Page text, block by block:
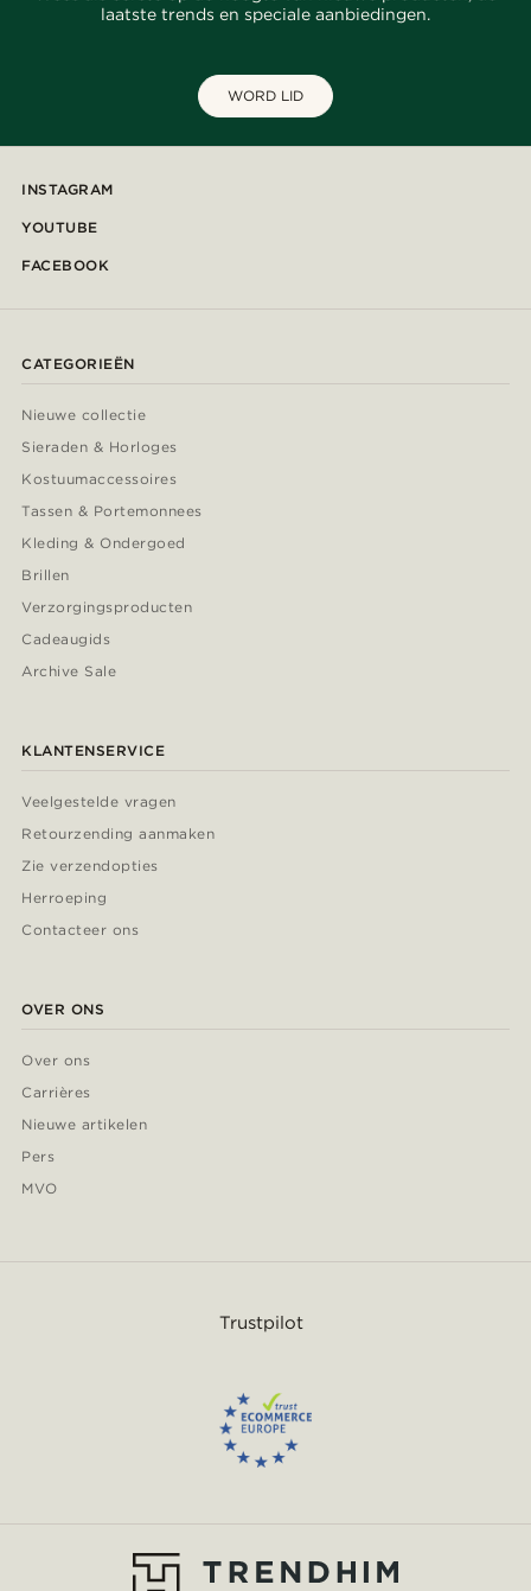
laatste trends en speciale aanbiedingen.
WORD LID
INSTAGRAM
YOUTUBE
FACEBOOK
CATEGORIEËN
Nieuwe collectie
Sieraden & Horloges
Kostuumaccessoires
Tassen & Portemonnees
Kleding & Ondergoed
Brillen
Verzorgingsproducten
Cadeaugids
Archive Sale
KLANTENSERVICE
Veelgestelde vragen
Retourzending aanmaken
Zie verzendopties
Herroeping
Contacteer ons
OVER ONS
Over ons
Carrières
Nieuwe artikelen
Pers
MVO
Trustpilot